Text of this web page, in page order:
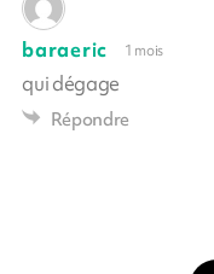
baraeric 1 mois
qui dégage
Répondre